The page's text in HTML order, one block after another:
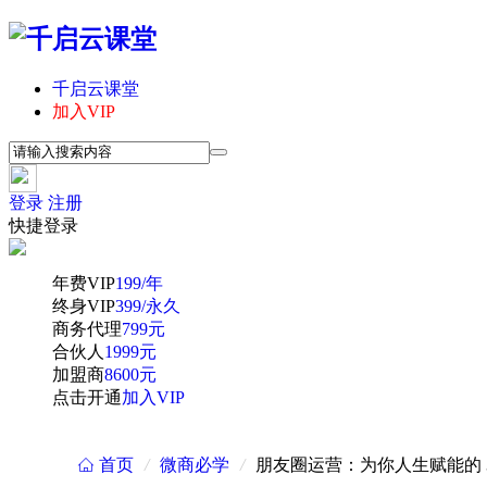
千启云课堂
加入VIP
登录 注册
快捷登录
年费VIP199/年
终身VIP399/永久
商务代理799元
合伙人 1999元
加盟商8600元
点击开通加入VIP
 首页 / 微商必学 / 朋友圈运营：为你人生赋能的